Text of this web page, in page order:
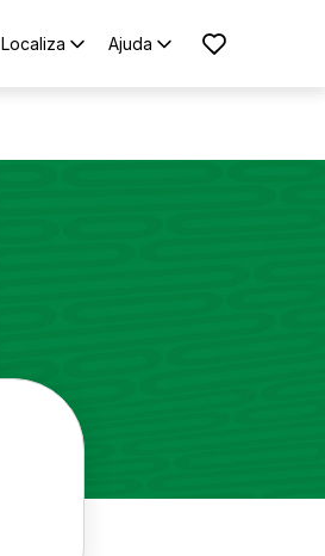
Localiza Ajuda